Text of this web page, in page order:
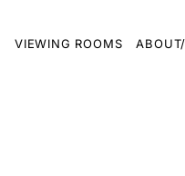
VIEWING ROOMS